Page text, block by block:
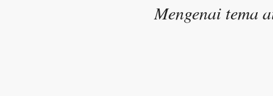
Mengenai tema